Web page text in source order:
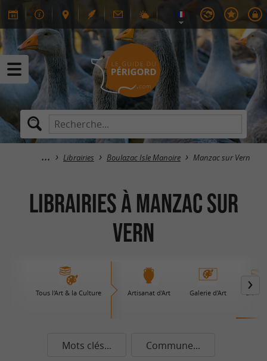
Librairies Boulazac Isle Manoire Manzac sur Vern
Librairies à Manzac sur
Vern
Tous l'Art & la Culture Artisanat d'Art Galerie d'Art
Mots clés... Commune...